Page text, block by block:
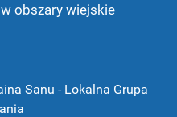
obszary wiejskie
Sanu - Lokalna Grupa